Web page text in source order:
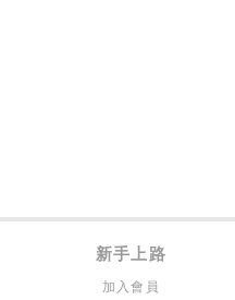
新手上路
加入會員